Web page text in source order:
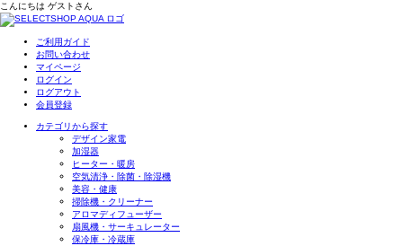
こんにちは ゲスト さん
ご利用ガイド
お問い合わせ
マイページ
ログイン
ログアウト
会員登録
カテゴリから探す
デザイン家電
加湿器
ヒーター・暖房
空気清浄・除菌・除湿機
美容・健康
掃除機・クリーナー
アロマディフューザー
扇風機・サーキュレーター
保冷庫・冷蔵庫